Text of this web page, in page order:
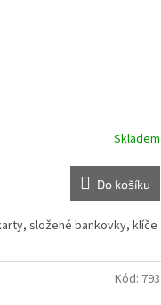
Skladem
Do košíku
složené bankovky, klíče
Kód: 793